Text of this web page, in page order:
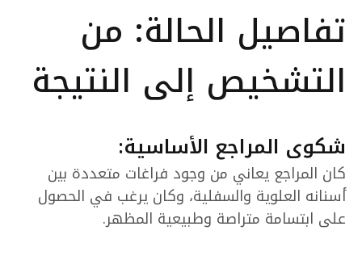
تفاصيل الحالة: من
التشخيص إلى النتيجة
شكوى المراجع الأساسية:
كان المراجع يعاني من وجود فراغات متعددة بين
أسنانه العلوية والسفلية، وكان يرغب في الحصول
على ابتسامة متراصة وطبيعية المظهر.